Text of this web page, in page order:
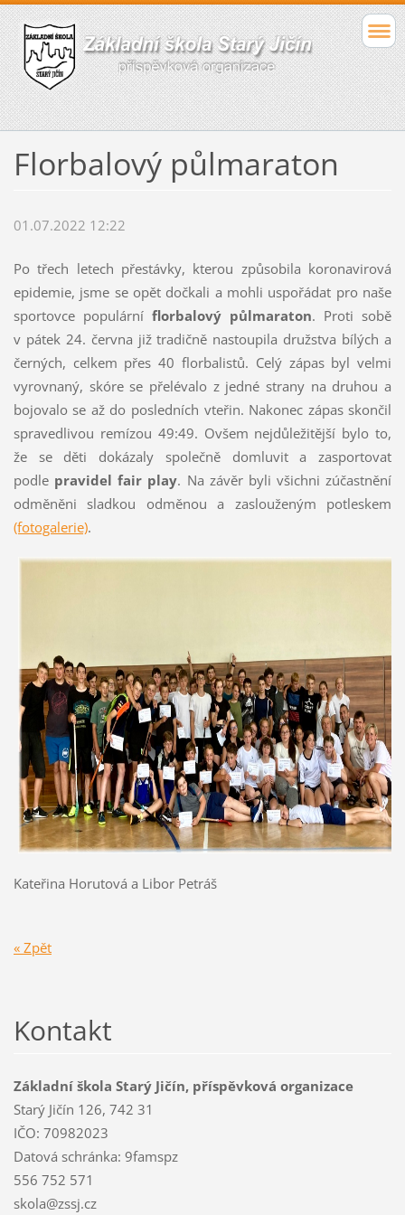
Florbalový půlmaraton
01.07.2022 12:22
Po třech letech přestávky, kterou způsobila koronavirová
epidemie, jsme se opět dočkali a mohli uspořádat pro naše
sportovce populární florbalový půlmaraton. Proti sobě
v pátek 24. června již tradičně nastoupila družstva bílých a
černých, celkem přes 40 florbalistů. Celý zápas byl velmi
vyrovnaný, skóre se přelévalo z jedné strany na druhou a
bojovalo se až do posledních vteřin. Nakonec zápas skončil
spravedlivou remízou 49:49. Ovšem nejdůležitější bylo to,
že se děti dokázaly společně domluvit a zasportovat
podle pravidel fair play. Na závěr byli všichni zúčastnění
odměněni sladkou odměnou a zaslouženým potleskem
(fotogalerie).
Kateřina Horutová a Libor Petráš
« Zpět
Kontakt
Základní škola Starý Jičín, příspěvková organizace
Starý Jičín 126, 742 31
IČO: 70982023
Datová schránka: 9famspz
556 752 571
skola@zssj.cz